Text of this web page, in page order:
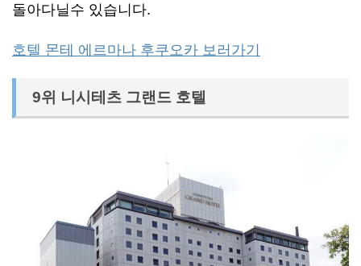
돌아다닐수 있습니다.
호텔 몬테 에르마나 후쿠오카 보러가기
9위 니시테츠 그랜드 호텔